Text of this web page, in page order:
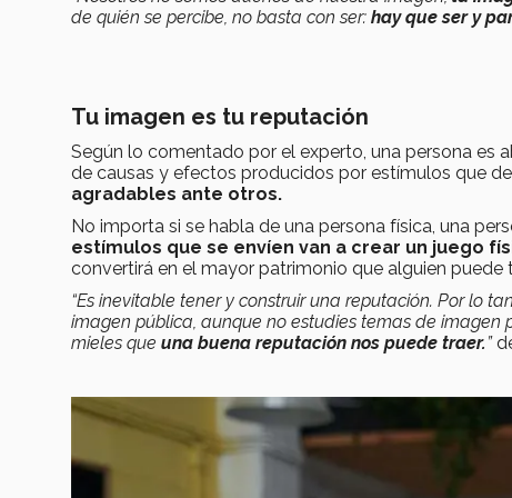
de quién se percibe, no basta con ser: hay que ser y
Tu imagen es tu reputación
Según lo comentado por el experto, una persona es
de causas y efectos producidos por estímulos que
agradables ante otros.
No importa si se habla de una persona física, una
estímulos que se envíen van a crear un juego
convertirá en el mayor patrimonio que alguien puede
“Es inevitable tener y construir una reputación. Por lo
imagen pública, aunque no estudies temas de
mieles que una buena reputación nos puede traer. ”